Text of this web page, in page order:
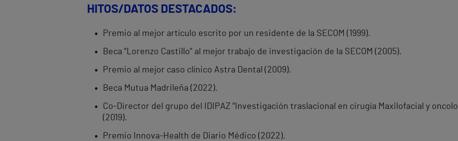
HITOS/DATOS DESTACADOS:
Premio al mejor artículo escrito por un residente de la SECOM (1999).
Beca “Lorenzo Castillo” al mejor trabajo de investigación de la SECOM (2005).
Premio al mejor caso clínico Astra Dental (2009).
Beca Mutua Madrileña (2022).
Co-Director del grupo del IDIPAZ “Investigación traslacional en cirugía Maxilofacial y
(2019).
Premio Innova-Health de Diario Médico (2022).